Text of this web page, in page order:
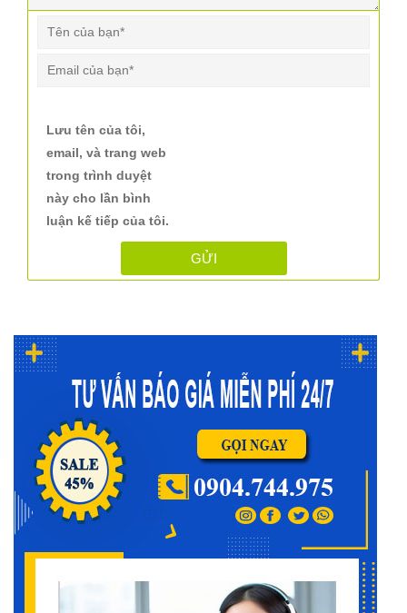
Lưu tên của tôi,
email, và trang web
trong trình duyệt
này cho lần bình
luận kế tiếp của tôi.